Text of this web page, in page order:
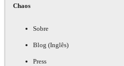
Chaos
Sobre
Blog (Inglês)
Press